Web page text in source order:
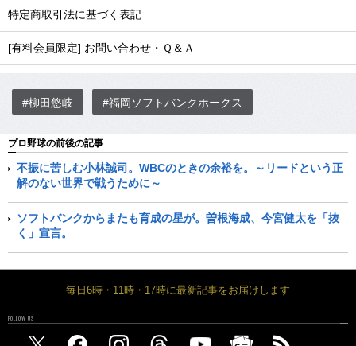
特定商取引法に基づく表記
[有料会員限定] お問い合わせ・Ｑ＆Ａ
#柳田悠岐 #福岡ソフトバンクホークス
プロ野球の前後の記事
不振に苦しむ小林誠司。WBCのときの余裕を。～リードという正
解のない世界で戦うために～
ソフトバンクからまたも育成の星が。曽根海成、今宮健太を「抜
く」宣言。
毎日6時・11時・17時に最新記事をお届けします
FOLLOW US